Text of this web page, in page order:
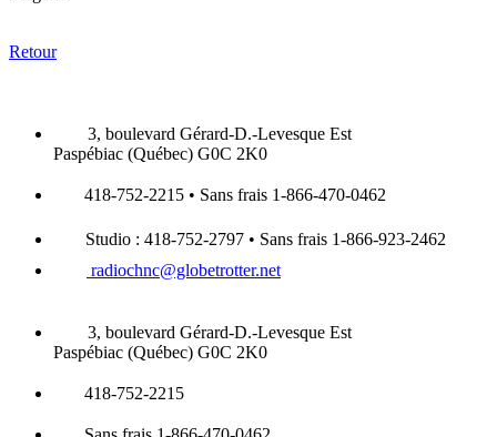
Retour
3, boulevard Gérard-D.-Levesque Est
Paspébiac (Québec) G0C 2K0
418-752-2215 • Sans frais 1-866-470-0462
Studio : 418-752-2797 • Sans frais 1-866-923-2462
radiochnc@globetrotter.net
3, boulevard Gérard-D.-Levesque Est
Paspébiac (Québec) G0C 2K0
418-752-2215